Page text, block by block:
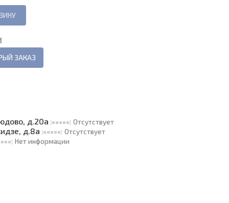
ЗАКАЗ
д.20а
Отсутствует
д.8а Отсутствует
Нет информации